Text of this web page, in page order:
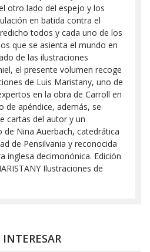
otro lado del espejo y los
en batida contra el
todos y cada uno de los
que se asienta el mundo en
de las ilustraciones
el presente volumen recoge
de Luis Maristany, uno de
en la obra de Carroll en
de apéndice, además, se
cartas del autor y un
Nina Auerbach, catedrática
de Pensilvania y reconocida
inglesa decimonónica. Edición
Ilustraciones de